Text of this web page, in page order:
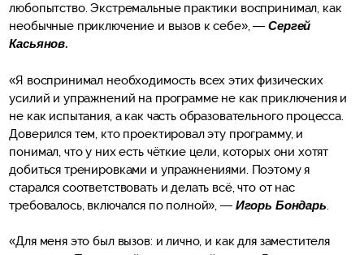
любопытство. Экстремальные практики воспринимал, как
необычные приключение и вызов к себе», —Сергей
Касьянов.
«Я воспринимал необходимость всех этих физических
усилий и упражнений на программе не как приключения и
не как испытания, а как часть образовательного процесса.
Доверился тем, кто проектировал эту программу, и
понимал, что у них есть чёткие цели, которых они хотят
добиться тренировками и упражнениями. Поэтому я
старался соответствовать и делать всё, что от нас
требовалось, включался по полной», — Игорь Бондарь
«Для меня это был вызов: и лично, и как для заместителя